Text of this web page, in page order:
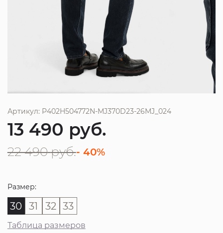
Артикул: P402H504772N-MJ370D23-26MJ_024
13 490 руб.
22 490 руб.- 40%
Размер:
30 31 32 33
Таблица размеров